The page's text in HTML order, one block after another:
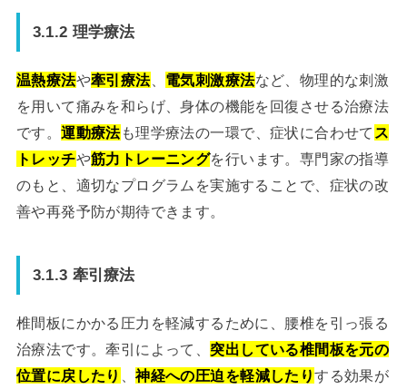
3.1.2 理学療法
温熱療法や牽引療法、 電気刺激療法など、物理的な刺激
を用いて痛みを和らげ、身体の機能を回復させる治療法
です。運動療法も理学療法の一環で、症状に合わせて ス
トレッチや筋力トレーニングを行います。専門家の指導
のもと、適切なプログラムを実施することで、症状の改
善や再発予防が期待できます。
3.1.3 牽引療法
椎間板にかかる圧力を軽減するために、腰椎を引っ張る
治療法です。牽引によって、 突出している椎間板を元の
位置に戻したり
、神経への圧迫を軽減したりする効果が